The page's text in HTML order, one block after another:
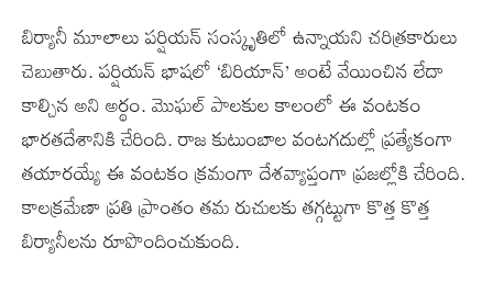
బిర్యానీ మూలాలు పర్షియన్ సంస్కృతిలో ఉన్నాయని చరిత్రకారులు
చెబుతారు. పర్షియన్ భాషలో ‘బిరియాన్’ అంటే వేయించిన లేదా
కాల్చిన అని అర్థం. మొఘల్ పాలకుల కాలంలో ఈ వంటకం
భారతదేశానికి చేరింది. రాజ కుటుంబాల వంటగదుల్లో ప్రత్యేకంగా
తయారయ్యే ఈ వంటకం క్రమంగా దేశవ్యాప్తంగా ప్రజల్లోకి చేరింది.
కాలక్రమేణా ప్రతి ప్రాంతం తమ రుచులకు తగ్గట్టుగా కొత్త కొత్త
బిర్యానీలను రూపొందించుకుంది.